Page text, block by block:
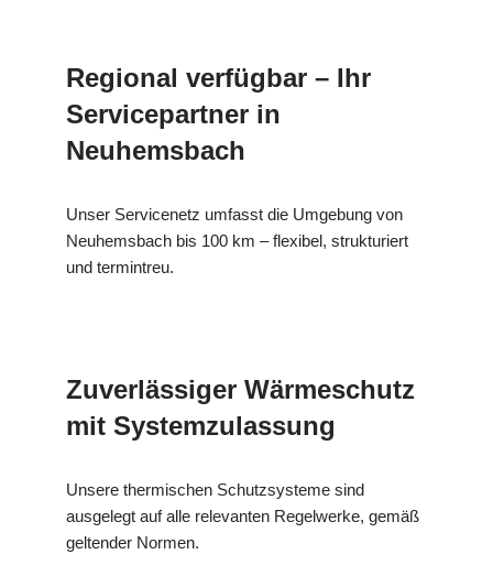
Regional verfügbar – Ihr
Servicepartner in
Neuhemsbach
Unser Servicenetz umfasst die Umgebung von
Neuhemsbach bis 100 km – flexibel, strukturiert
und termintreu.
Zuverlässiger Wärmeschutz
mit Systemzulassung
Unsere thermischen Schutzsysteme sind
ausgelegt auf alle relevanten Regelwerke, gemäß
geltender Normen.